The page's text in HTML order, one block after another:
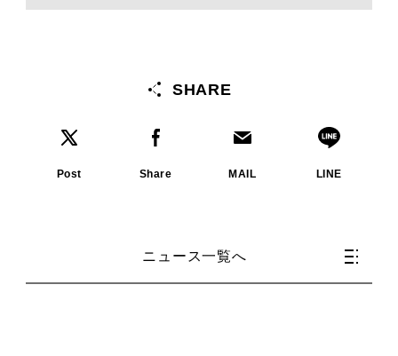
SHARE
Post Share MAIL LINE
ニュース一覧へ